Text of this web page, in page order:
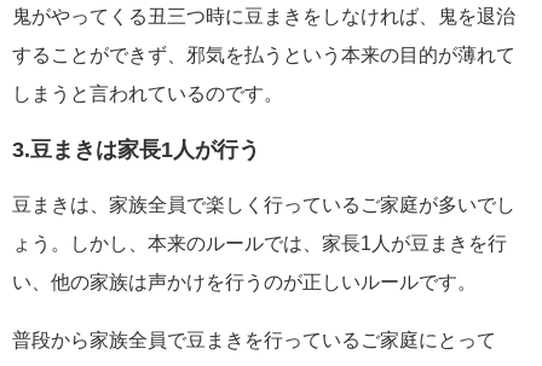
鬼がやってくる丑三つ時に豆まきをしなければ、鬼を退治
することができず、邪気を払うという本来の目的が薄れて
しまうと言われているのです。
3.豆まきは家長1人が行う
豆まきは、家族全員で楽しく行っているご家庭が多いでし
ょう。しかし、本来のルールでは、家長1人が豆まきを行
い、他の家族は声かけを行うのが正しいルールです。
普段から家族全員で豆まきを行っているご家庭にとって